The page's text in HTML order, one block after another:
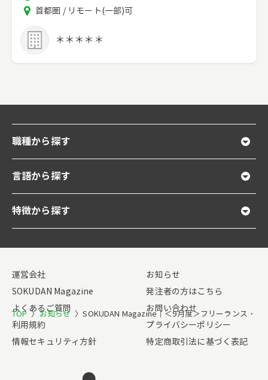
TOP 〉 お知らせ 〉SOKUDAN Magazine｜＜9月度＞フリーランス・
働
時
間
酬
エ
ア
首都圏 / リモート(一部)可
＊＊＊＊＊
職種から探す
言語から探す
特徴から探す
運営会社
お知らせ
SOKUDAN Magazine
発注者の方はこちら
よくあるご質問
お問い合わせ
利用規約
プライバシーポリシー
情報セキュリティ方針
特定商取引法に基づく表記